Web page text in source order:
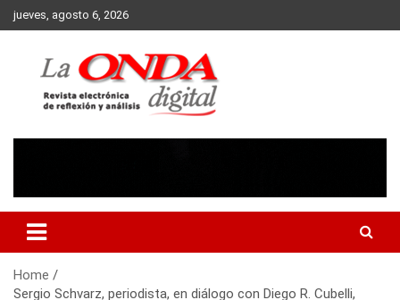
Skip
to
jueves, agosto 6, 2026
Home
Sergio Schvarz, periodista, en diálogo con Diego R. Cubelli,